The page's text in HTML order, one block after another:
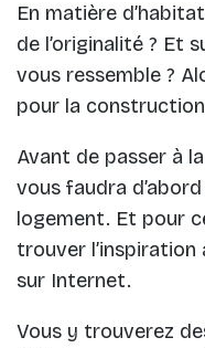
En matière
de l’originalité ? Et
vous ressemble ?
pour la construction
Avant de passer à
vous faudra
logement. Et pour
trouver
sur Internet.
Vous y trouverez